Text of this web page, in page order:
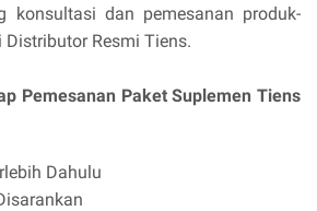
konsultasi dan pemesanan produk-
Resmi Tiens.
Pemesanan Paket Suplemen Tiens
Dahulu